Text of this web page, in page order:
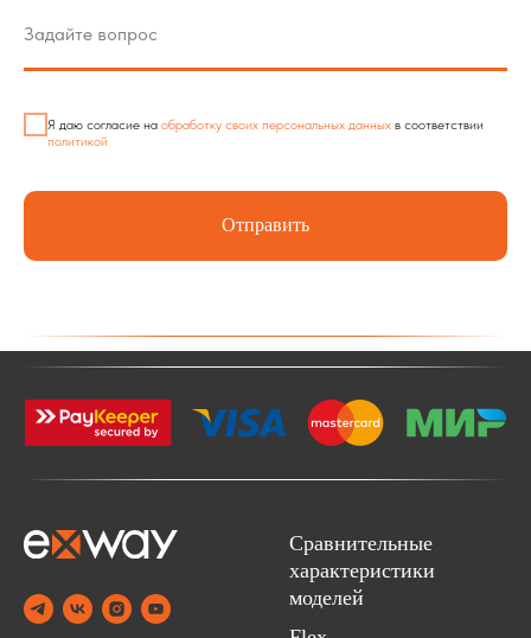
Я даю согласие на обработку своих персональных данных в соответствии
политикой
Отправить
Сравнительные
характеристики
моделей